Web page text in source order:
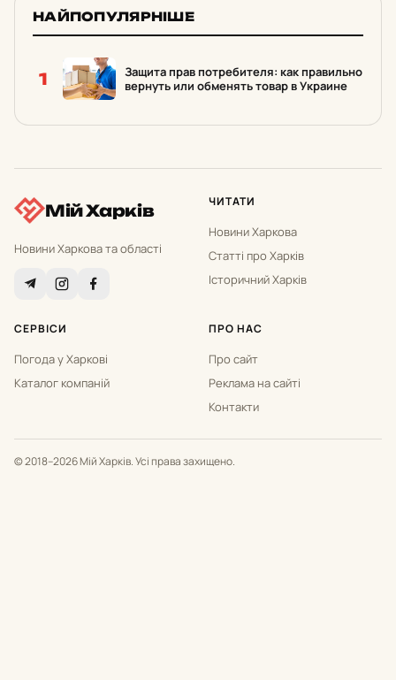
НАЙПОПУЛЯРНІШЕ
1
Защита прав потребителя: как правильно
вернуть или обменять товар в Украине
Мій Харків
Новини Харкова та області
ЧИТАТИ
Новини Харкова
Статті про Харків
Історичний Харків
СЕРВІСИ
Погода у Харкові
Каталог компаній
ПРО НАС
Про сайт
Реклама на сайті
Контакти
© 2018–2026 Мій Харків. Усі права захищено.